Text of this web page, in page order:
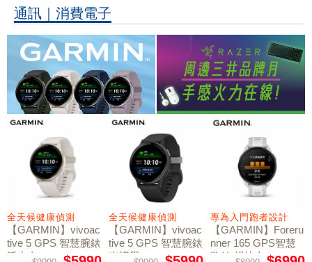
通訊｜消費電子
全天候健康偵測
【GARMIN】vivoac
tive 5 GPS 智慧腕錶
活力白
全天候健康偵測
【GARMIN】vivoac
tive 5 GPS 智慧腕錶
光譜黑
專為入門跑者設計
【GARMIN】Foreru
nner 165 GPS智慧
跑錶 暢快白